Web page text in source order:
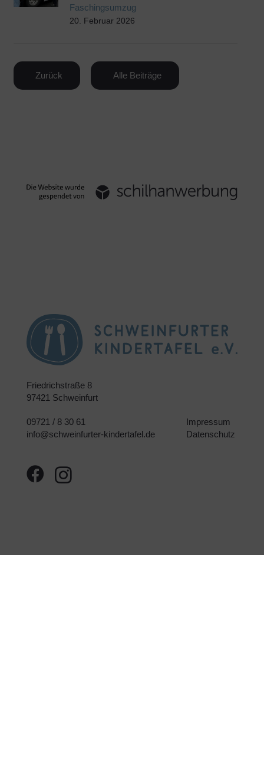
Faschingsumzug
20. Februar 2026
Zurück Alle Beiträge
Friedrichstraße 8
97421 Schweinfurt
09721 / 8 30 61
info@schweinfurter-kindertafel.de
Impressum
Datenschutz